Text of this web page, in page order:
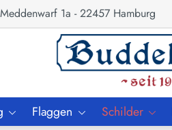
Meddenwarf 1a - 22457 Hamburg
Flaggen Schilder